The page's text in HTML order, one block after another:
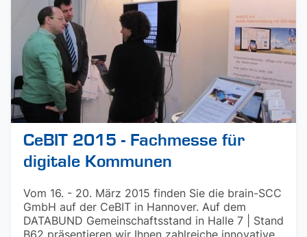
CeBIT 2015 - Fachmesse für
digitale Kommunen
Vom 16. - 20. März 2015 finden Sie die brain-SCC
GmbH auf der CeBIT in Hannover. Auf dem
DATABUND Gemeinschaftsstand in Halle 7 | Stand
B62 präsentieren wir Ihnen zahlreiche innovative